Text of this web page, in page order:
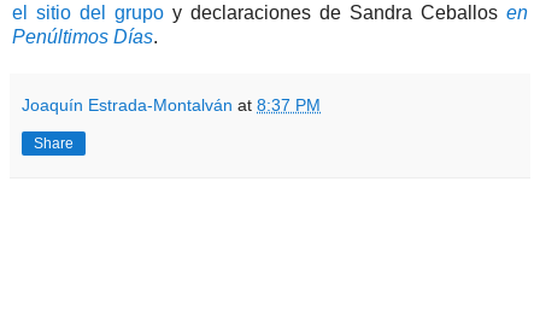
el sitio del grupo y declaraciones de Sandra Ceballos en
Penúltimos Días.
Joaquín Estrada-Montalván at 8:37 PM
Share